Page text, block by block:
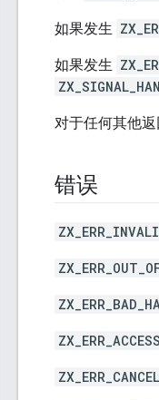
如果发生
如果发生
对于任何其他
错误